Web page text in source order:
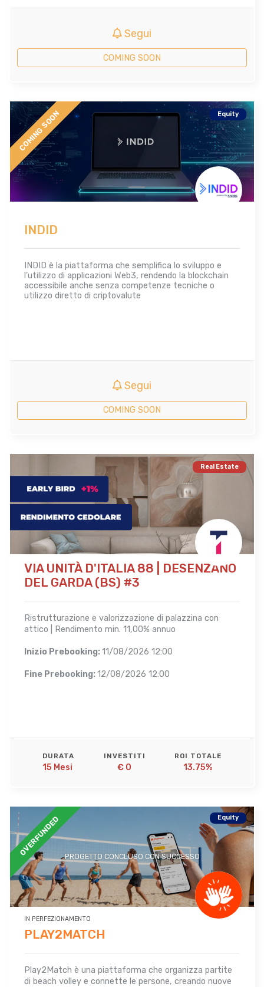
Segui
COMING SOON
COMING SOON Equity
INDID
INDID è la piattaforma che semplifica lo sviluppo e
l’utilizzo di applicazioni Web3, rendendo la blockchain
accessibile anche senza competenze tecniche o
utilizzo diretto di criptovalute
Segui
COMING SOON
PROGETTO CONCLUSO CON SUCCESSO
OVERFUNDED Equity
IN PERFEZIONAMENTO
PLAY2MATCH
Play2Match è una piattaforma che organizza partite
di beach volley e connette le persone, creando nuove
Real Estate
VIA UNITÀ D'ITALIA 88 | DESENZANO
DEL GARDA (BS) #3
Ristrutturazione e valorizzazione di palazzina con
attico | Rendimento min. 11,00% annuo
Inizio Prebooking:11/08/2026 12:00
Fine Prebooking:12/08/2026 12:00
DURATA
15 Mesi
INVESTITI
€ 0
ROI TOTALE
13.75%